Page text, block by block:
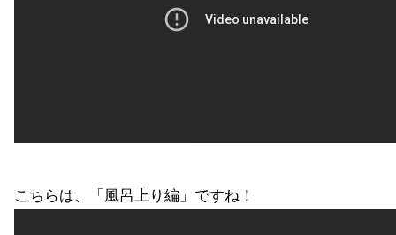
こちらは、「風呂上り編」ですね！